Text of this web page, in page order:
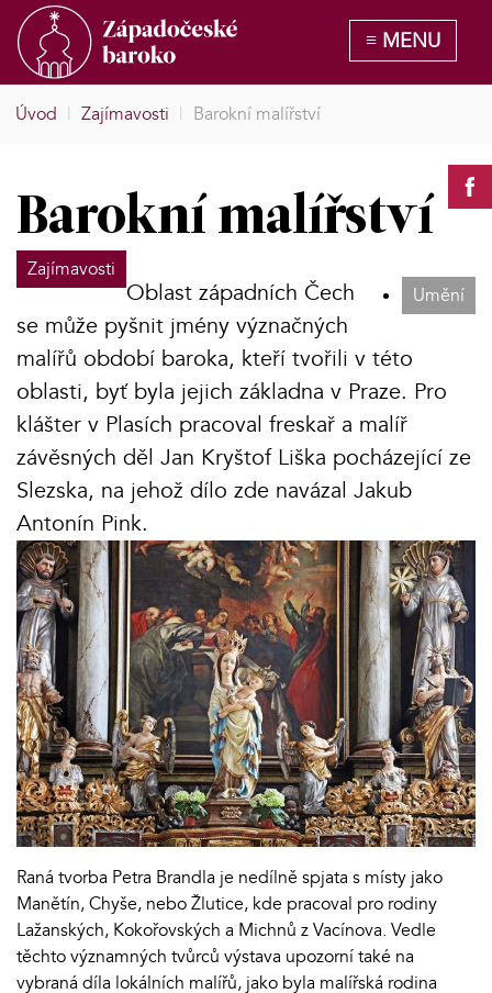
Úvod | Zajímavosti | Barokní malířství
Barokní malířství
Zajímavosti
Umění
Oblast západních Čech
se může pyšnit jmény význačných
malířů období baroka, kteří tvořili v této
oblasti, byť byla jejich základna v Praze. Pro
klášter v Plasích pracoval freskař a malíř
závěsných děl Jan Kryštof Liška pocházející ze
Slezska, na jehož dílo zde navázal Jakub
Antonín Pink.
Raná tvorba Petra Brandla je nedílně spjata s místy jako
Manětín, Chyše, nebo Žlutice, kde pracoval pro rodiny
Lažanských, Kokořovských a Michnů z Vacínova. Vedle
těchto významných tvůrců výstava upozorní také na
vybraná díla lokálních malířů, jako byla malířská rodina